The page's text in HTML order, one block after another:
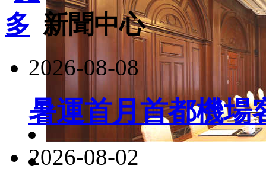
新聞中心
2026-08-08
暑運首月首都機場
2026-08-02